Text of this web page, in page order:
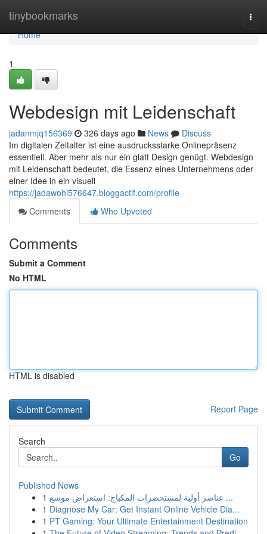
tinybookmarks
Home
Home
1
Webdesign mit Leidenschaft
jadanmjq156369 326 days ago News
Discuss
Im digitalen Zeitalter ist eine ausdrucksstarke Onlinepräsenz
essentiell. Aber mehr als nur ein glatt Design genügt. Webdesign
mit Leidenschaft bedeutet, die Essenz eines Unternehmens oder
einer Idee in ein visuell
https://jadawohi576647.bloggactif.com/profile
Comments
Who Upvoted
Comments
Submit a Comment
No HTML
HTML is disabled
Report Page
Search
Go
Published News
1
عناصر أولية لمستحضرات المكياج: استعراض موسع ...
1 Diagnose My Car: Get Instant Online Vehicle Dia...
1 PT Gaming: Your Ultimate Entertainment Destination